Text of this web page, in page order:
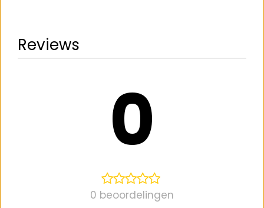
Reviews
0
0 beoordelingen